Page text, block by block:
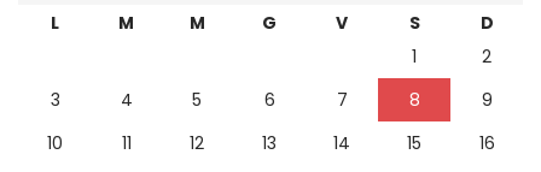
L M M G V S
D
1
2
3
4 5 6 7 8
9
10
11 12 13 14 15
16